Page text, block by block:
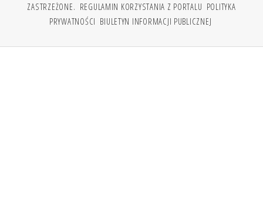
ZASTRZEŻONE. REGULAMIN KORZYSTANIA Z PORTALU POLITYKA
PRYWATNOŚCI BIULETYN INFORMACJI PUBLICZNEJ